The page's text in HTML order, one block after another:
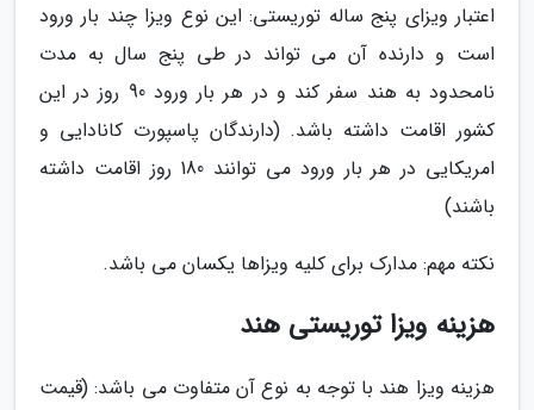
اعتبار ویزای پنج ساله توریستی: این نوع ویزا چند بار ورود
است و دارنده آن می تواند در طی پنج سال به مدت
نامحدود به هند سفر کند و در هر بار ورود 90 روز در این
کشور اقامت داشته باشد. (دارندگان پاسپورت کانادایی و
امریکایی در هر بار ورود می توانند 180 روز اقامت داشته
باشند)
نکته مهم: مدارک برای کلیه ویزاها یکسان می باشد.
هزینه ویزا توریستی هند
هزینه ویزا هند با توجه به نوع آن متفاوت می باشد: (قیمت